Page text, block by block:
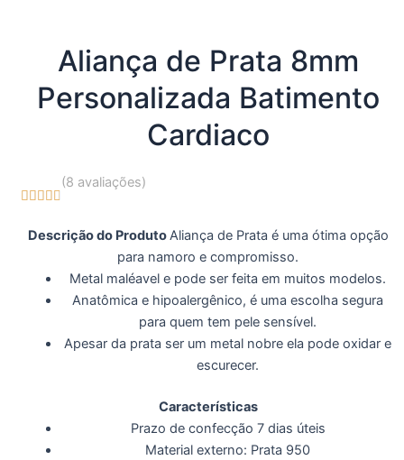
Aliança de Prata 8mm
Personalizada Batimento
Cardiaco
    
(8 avaliações)
Descrição do ProdutoAliança de Prata é uma ótima opção
para namoro e compromisso.
Metal maléavel e pode ser feita em muitos modelos.
Anatômica e hipoalergênico, é uma escolha segura
para quem tem pele sensível.
Apesar da prata ser um metal nobre ela pode oxidar e
escurecer.
Características
Prazo de confecção 7 dias úteis
Material externo: Prata 950